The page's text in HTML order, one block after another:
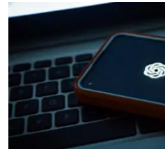
ChatGPT Prompts
ข่าว AI รอบโลก
ThaiGPT Builder
คอร์สเรียน ChatGPT